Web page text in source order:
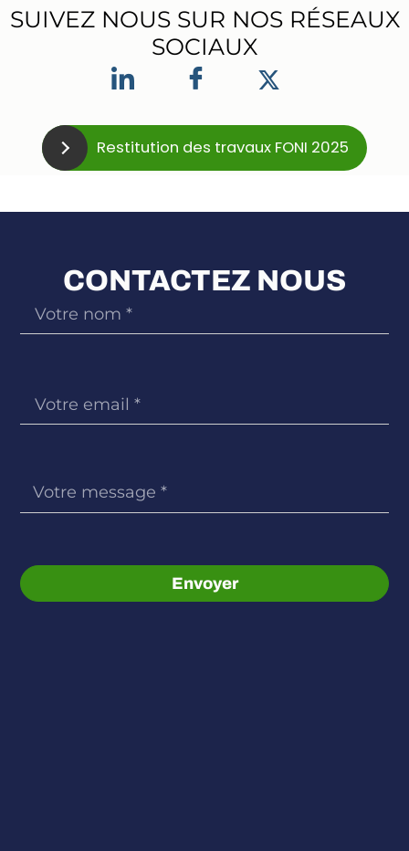
SUIVEZ NOUS SUR NOS RÉSEAUX
SOCIAUX
Restitution des travaux FONI 2025
CONTACTEZ NOUS
Envoyer